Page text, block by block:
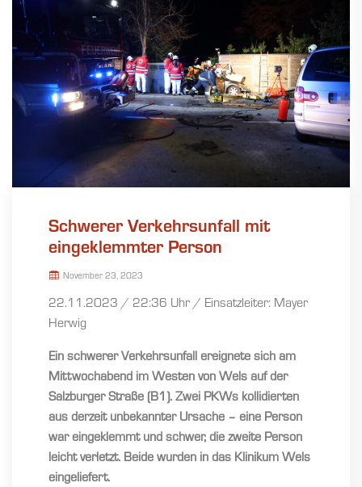
Schwerer Verkehrsunfall mit
eingeklemmter Person
November 23, 2023
22.11.2023 / 22:36 Uhr / Einsatzleiter: Mayer
Herwig
Ein schwerer Verkehrsunfall ereignete sich am
Mittwochabend im Westen von Wels auf der
Salzburger Straße (B1). Zwei PKWs kollidierten
aus derzeit unbekannter Ursache – eine Person
war eingeklemmt und schwer, die zweite Person
leicht verletzt. Beide wurden in das Klinikum Wels
eingeliefert.